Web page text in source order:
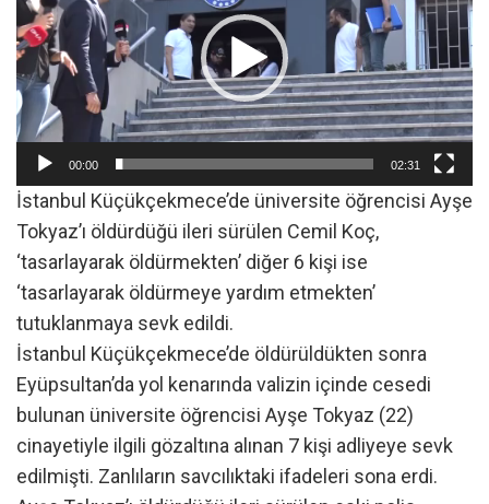
00:00 02:31
İstanbul Küçükçekmece’de üniversite öğrencisi Ayşe
Tokyaz’ı öldürdüğü ileri sürülen Cemil Koç,
‘tasarlayarak öldürmekten’ diğer 6 kişi ise
‘tasarlayarak öldürmeye yardım etmekten’
tutuklanmaya sevk edildi.
İstanbul Küçükçekmece’de öldürüldükten sonra
Eyüpsultan’da yol kenarında valizin içinde cesedi
bulunan üniversite öğrencisi Ayşe Tokyaz (22)
cinayetiyle ilgili gözaltına alınan 7 kişi adliyeye sevk
edilmişti. Zanlıların savcılıktaki ifadeleri sona erdi.